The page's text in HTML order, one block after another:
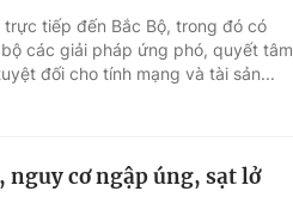
tiếp đến Bắc Bộ, trong đó có
các giải pháp ứng phó, quyết tâm
đối cho tính mạng và tài sản...
nguy cơ ngập úng, sạt lở